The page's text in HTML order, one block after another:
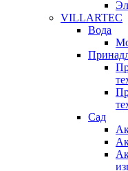
VILLARTEC
Вода
Сад